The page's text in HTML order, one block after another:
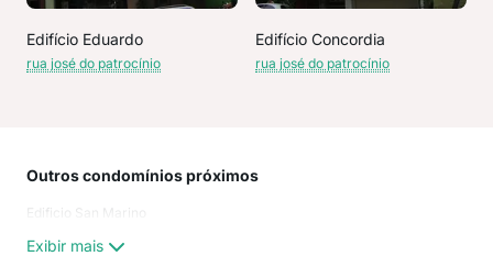
Edifício Eduardo
rua josé do patrocínio
Edifício Concordia
rua josé do patrocínio
Outros condomínios próximos
Edificio San Marino
Exibir mais